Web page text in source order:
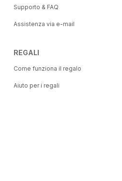
Supporto & FAQ
Assistenza via e-mail
REGALI
Come funziona il regalo
Aiuto per i regali